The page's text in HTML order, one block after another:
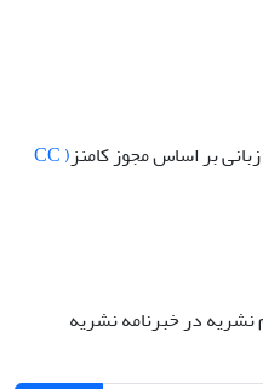
بر اساس مجوز کامنز ( CC
نشریه در خبرنامه نشریه